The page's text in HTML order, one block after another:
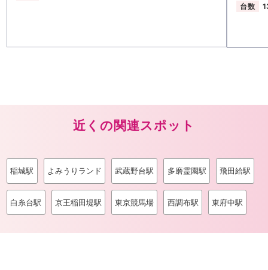
台数
近くの関連スポット
稲城駅 よみうりランド 武蔵野台駅 多磨霊園駅 飛田給駅
白糸台駅 京王稲田堤駅 東京競馬場 西調布駅 東府中駅